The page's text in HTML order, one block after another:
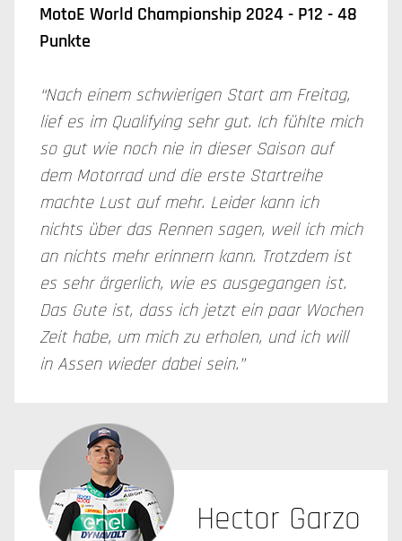
MotoE World Championship 2024 - P12 - 48
Punkte
“Nach einem schwierigen Start am Freitag,
lief es im Qualifying sehr gut. Ich fühlte mich
so gut wie noch nie in dieser Saison auf
dem Motorrad und die erste Startreihe
machte Lust auf mehr. Leider kann ich
nichts über das Rennen sagen, weil ich mich
an nichts mehr erinnern kann. Trotzdem ist
es sehr ärgerlich, wie es ausgegangen ist.
Das Gute ist, dass ich jetzt ein paar Wochen
Zeit habe, um mich zu erholen, und ich will
in Assen wieder dabei sein.”
Hector Garzo